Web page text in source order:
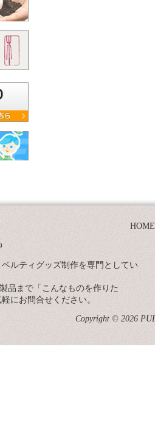
HOME
ルティグッズ制作を専門としてい
品まで「こんなものを作りた
にお問合せください。
Copyright © 2026